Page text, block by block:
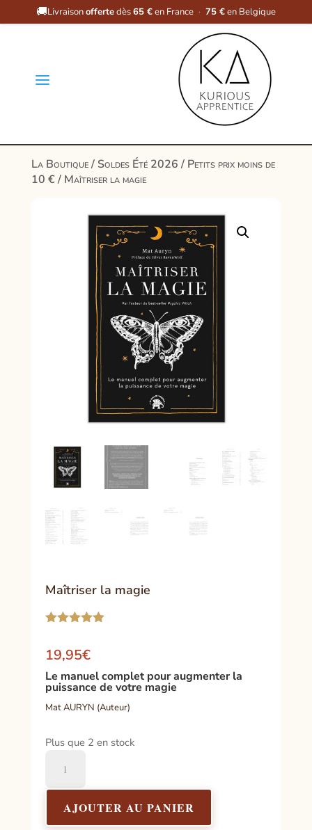
🚚Livraisonoffertedès65 €en France · 75 €en Belgique
a
La Boutique/ Soldes Été 2026/ Petits prix moins de
10 €/ Maîtriser la magie
Maîtriser la magie
basé sur
client
19,95€
Le manuel complet pour augmenter la
puissance de votre magie
Mat AURYN (Auteur)
Plus que 2 en stock
Maîtriser
magie
AJOUTER AU PANIER